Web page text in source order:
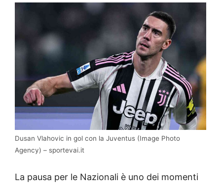
Dusan Vlahovic in gol con la Juventus (Image Photo
Agency) – sportevai.it
La pausa per le Nazionali è uno dei momenti